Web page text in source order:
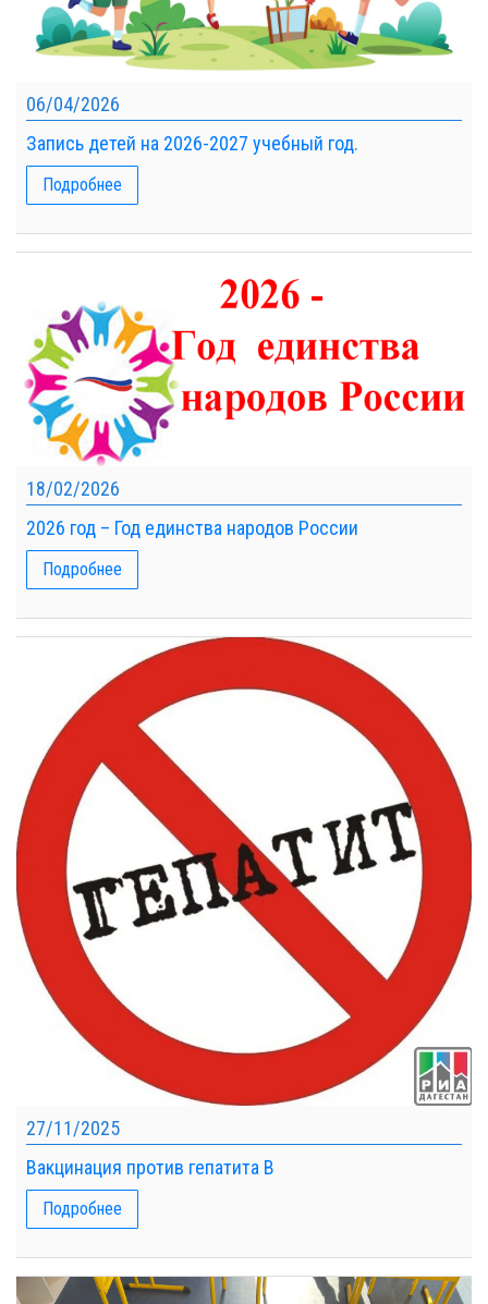
06/04/2026
Запись детей на 2026-2027 учебный год.
Подробнее
18/02/2026
2026 год – Год единства народов России
Подробнее
27/11/2025
Вакцинация против гепатита В
Подробнее